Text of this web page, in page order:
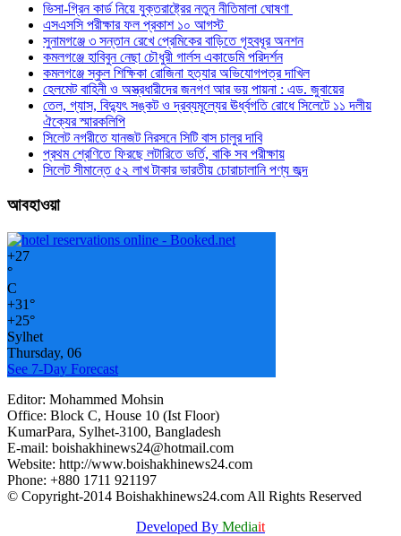
ভিসা-গ্রিন কার্ড নিয়ে যুক্তরাষ্ট্রের নতুন নীতিমালা ঘোষণা
এসএসসি পরীক্ষার ফল প্রকাশ ১০ আগস্ট
সুনামগঞ্জে ৩ সন্তান রেখে প্রেমিকের বাড়িতে গৃহবধূর অনশন
কমলগঞ্জে হাবিবুন নেছা চৌধুরী গার্লস একাডেমি পরিদর্শন
কমলগঞ্জে স্কুল শিক্ষিকা রোজিনা হত্যার অভিযোগপত্র দাখিল
হেলমেট বাহিনী ও অস্ত্রধারীদের জনগণ আর ভয় পায়না : এড. জুবায়ের
তেল, গ্যাস, বিদ্যুৎ সঙ্কট ও দ্রব্যমূল্যের ঊর্ধ্বগতি রোধে সিলেটে ১১ দলীয়
ঐক্যের স্মারকলিপি
সিলেট নগরীতে যানজট নিরসনে সিটি বাস চালুর দাবি
প্রথম শ্রেণিতে ফিরছে লটারিতে ভর্তি, বাকি সব পরীক্ষায়
সিলেট সীমান্তে ৫২ লাখ টাকার ভারতীয় চোরাচালানি পণ্য জব্দ
আবহাওয়া
+27
°
C
+31°
+25°
Sylhet
Thursday, 06
See 7-Day Forecast
Editor: Mohammed Mohsin
Office: Block C, House 10 (Ist Floor)
KumarPara, Sylhet-3100, Bangladesh
E-mail: boishakhinews24@hotmail.com
Website: http://www.boishakhinews24.com
Phone: +880 1711 921197
© Copyright-2014 Boishakhinews24.com All Rights Reserved
Developed By Mediait